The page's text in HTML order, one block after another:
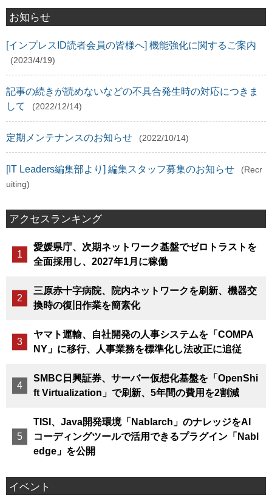
お知らせ
[インプレスID読者会員の皆様へ] 機能強化に関するご案内
(2023/4/19)
記事の続きが読めないなどの不具合発生時の対応につきま
して
(2022/12/14)
定期メンテナンスのお知らせ (2022/10/14)
[IT Leaders編集部より] 編集スタッフ募集のお知らせ
(Recr
uiting)
アクセスランキング
愛媛県庁、次期ネットワーク基盤でゼロトラストを
全面採用し、2027年1月に稼働
三原赤十字病院、院内ネットワークを刷新、機器交
換時の復旧作業を簡素化
ヤマト運輸、自社開発の人事システムを「COMPA
NY」に移行、人事業務を標準化し法改正に追従
SMBC日興証券、サーバー仮想化基盤を「OpenShi
ft Virtualization」で刷新、5年間の費用を2割減
TISI、Java開発環境「Nablarch」のナレッジをAI
コーディングツールで活用できるプラグイン「Nabl
edge」を公開
イベント